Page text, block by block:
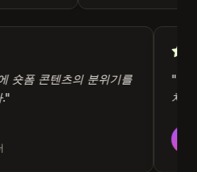
숏폼 콘텐츠의 분위기를
.